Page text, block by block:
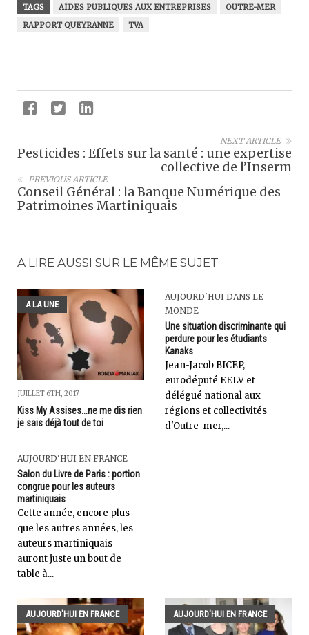
TAGS AIDES PUBLIQUES AUX ENTREPRISES
OUTRE-MER
RAPPORT QUEYRANNE
TVA
NEXT ARTICLE
Pesticides : Effets sur la santé : une expertise
collective de l’Inserm
PREVIOUS ARTICLE
Conseil Général : la Banque Numérique des
Patrimoines Martiniquais
A LIRE AUSSI SUR LE MÊME SUJET
A LA UNE
JUILLET 6TH, 2017
Kiss My Assises...ne me dis rien
je sais déjà tout de toi
AUJOURD'HUI DANS LE
MONDE
Une situation discriminante qui
perdure pour les étudiants
Kanaks
Jean-Jacob BICEP,
eurodéputé EELV et
délégué national aux
régions et collectivités
d'Outre-mer,...
AUJOURD'HUI EN FRANCE
Salon du Livre de Paris : portion
congrue pour les auteurs
martiniquais
Cette année, encore plus
que les autres années, les
auteurs martiniquais
auront juste un bout de
table à...
AUJOURD'HUI EN FRANCE AUJOURD'HUI EN FRANCE